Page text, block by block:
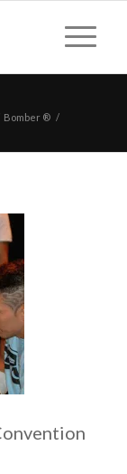
Bomber ® /